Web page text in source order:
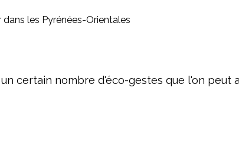
les Pyrénées-Orientales
certain nombre d'éco-gestes que l'on peut